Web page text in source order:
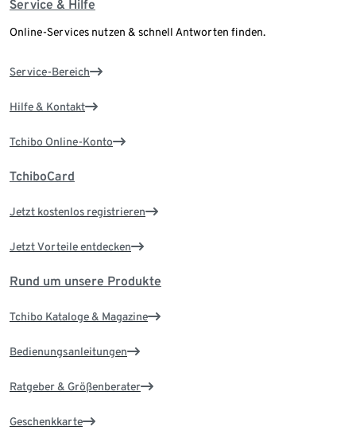
Service & Hilfe
Online-Services nutzen & schnell Antworten finden.
Service-Bereich
Hilfe & Kontakt
Tchibo Online-Konto
TchiboCard
Jetzt kostenlos registrieren
Jetzt Vorteile entdecken
Rund um unsere Produkte
Tchibo Kataloge & Magazine
Bedienungsanleitungen
Ratgeber & Größenberater
Geschenkkarte